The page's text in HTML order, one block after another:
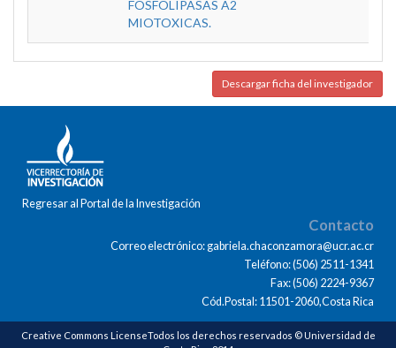
FOSFOLIPASAS A2
MIOTOXICAS.
Descargar ficha del investigador
Regresar al Portal de la Investigación
Contacto
Correo electrónico: gabriela.chaconzamora@ucr.ac.cr
Teléfono: (506) 2511-1341
Fax: (506) 2224-9367
Cód.Postal: 11501-2060,Costa Rica
Creative Commons LicenseTodos los derechos reservados © Universidad de